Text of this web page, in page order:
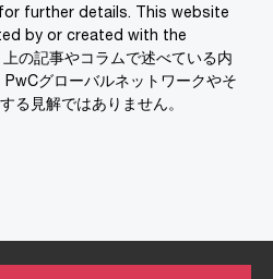
further details. This website
by or created with the
の記事やコラムで述べている内
グローバルネットワークやそ
る見解ではありません。